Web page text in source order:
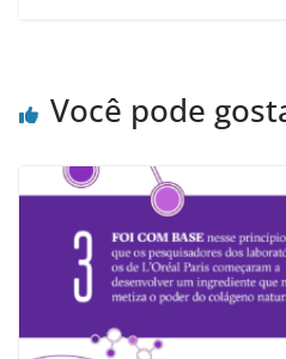
Você pode